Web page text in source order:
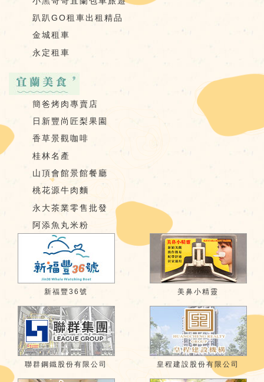
趴趴GO租車出租精品
金城租車
永定租車
簡爸烤肉專賣店
日新豐尚匠梨果園
香草景觀咖啡
桂林名產
山頂會館景館餐廳
桃花源牛肉麵
永大茶業零售批發
阿添魚丸米粉
新福豐36號 美鼻小精靈
聯群鋼鐵股份有限公司 皇程建設股份有限公司